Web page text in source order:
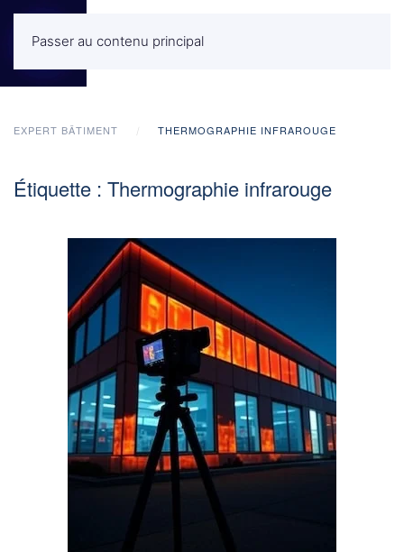
Passer au contenu principalMENU
EXPERT BÂTIMENT THERMOGRAPHIE INFRAROUGE
Étiquette : Thermographie infrarouge